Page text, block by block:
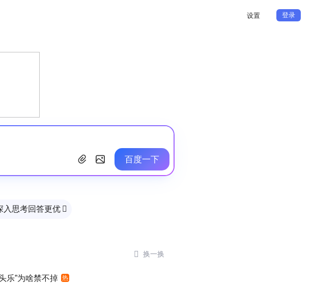
设置 登录
百度一下
入思考回答更优 
 换一换
乐”为啥禁不掉 热